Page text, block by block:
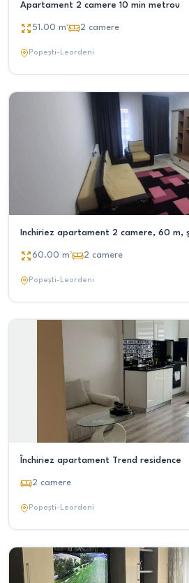
Apartament 2 camere 10 min metrou
51.00 m² 2 camere
Popești-Leordeni
Inchiriez apartament 2 camere, 60 m,
60.00 m² 2 camere
Popești-Leordeni
Închiriez apartament Trend residence
2 camere
Popești-Leordeni